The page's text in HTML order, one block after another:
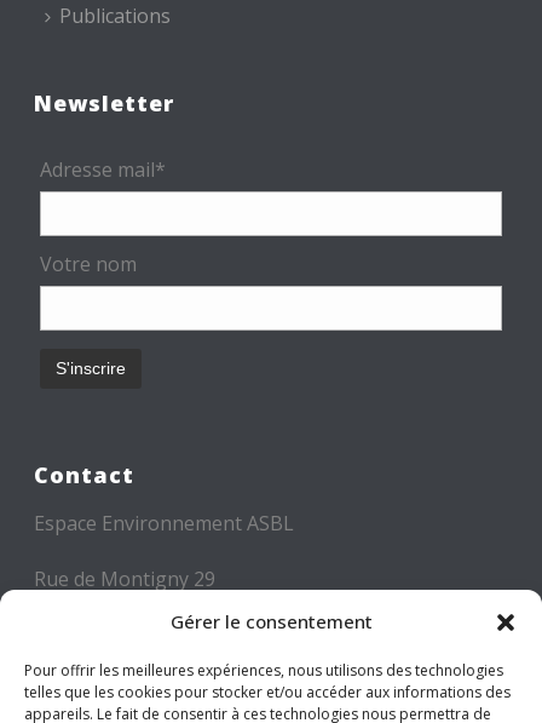
Gérer le consentement
Pour offrir les meilleures expériences, nous utilisons des technologies
telles que les cookies pour stocker et/ou accéder aux informations des
appareils. Le fait de consentir à ces technologies nous permettra de
Publications
Newsletter
Adresse mail*
Votre nom
Contact
Espace Environnement ASBL
Rue de Montigny 29
6000 CHARLEROI
Tél: +32 71 300 300
Mail: info@espace-environnement.be